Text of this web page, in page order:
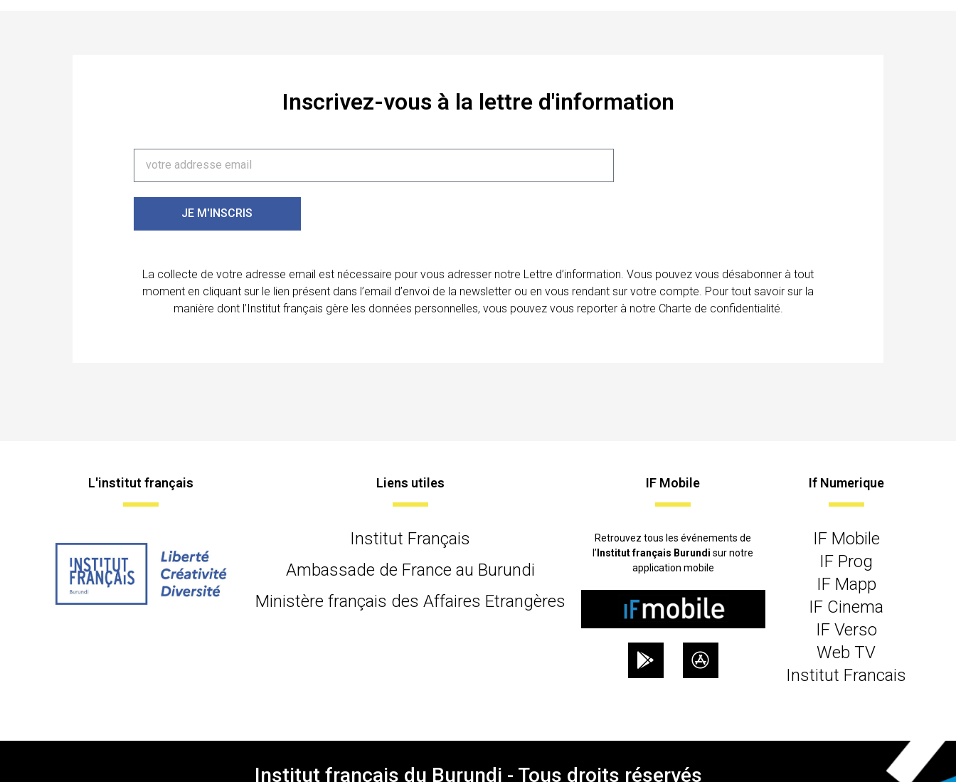
Inscrivez-vous à la lettre d'information
JE M'INSCRIS
La collecte de votre adresse email est nécessaire pour vous adresser notre Lettre d’information. Vous pouvez vous désabonner à tout
moment en cliquant sur le lien présent dans l’email d’envoi de la newsletter ou en vous rendant sur votre compte. Pour tout savoir sur la
manière dont l’Institut français gère les données personnelles, vous pouvez vous reporter à notre Charte de confidentialité.
L'institut français Liens utiles
Institut Français
Ambassade de France au Burundi
Ministère français des Affaires Etrangères
IF Mobile
Retrouvez tous les événements de
l’ Institut français Burundisur notre
application mobile
If Numerique
IF Mobile
IF Prog
IF Mapp
IF Cinema
IF Verso
Web TV
Institut Francais
Institut français du Burundi - Tous droits réservés